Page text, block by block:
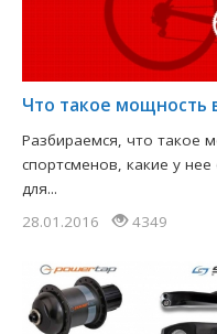
Что такое мощность
Разбираемся, что такое
спортсменов, какие у
для...
28.01.2016
4349